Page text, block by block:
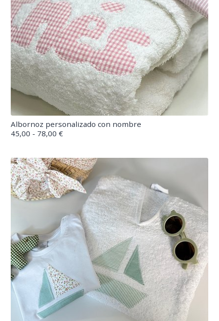
Albornoz personalizado con nombre
45,00 - 78,00 €